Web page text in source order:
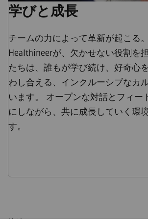
学びと成長
チームの力によって革新が起こる
Healthineerが、欠かせない役割を
たちは、誰もが学び続け、好奇心
わし合える、インクルーシブなカ
います。 オープンな対話とフィー
にしながら、共に成長していく環
す。